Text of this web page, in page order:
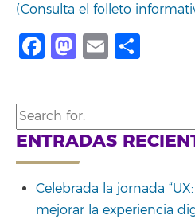
(Consulta el folleto
Facebook
Mastodon
Email
Search
for:
ENTRADAS
Celebrada la jornada
mejorar la experiencia